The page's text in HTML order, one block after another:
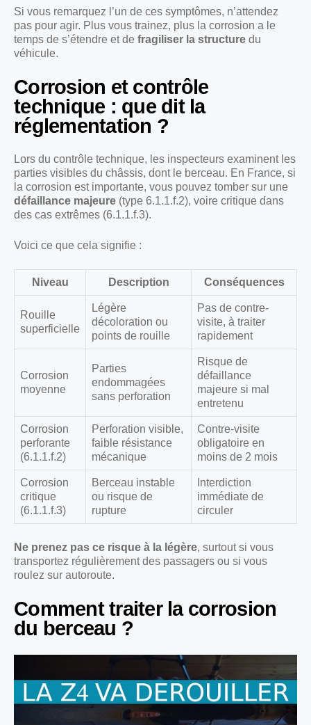
Si vous remarquez l’un de ces symptômes, n’attendez
pas pour agir. Plus vous trainez, plus la corrosion a le
temps de s’étendre et de fragiliser la structure du
véhicule.
Corrosion et contrôle
technique : que dit la
réglementation ?
Lors du contrôle technique, les inspecteurs examinent les
parties visibles du châssis, dont le berceau. En France, si
la corrosion est importante, vous pouvez tomber sur une
défaillance majeure (type 6.1.1.f.2), voire critique dans
des cas extrêmes (6.1.1.f.3).
Voici ce que cela signifie :
Niveau Description Conséquences
Rouille
superficielle
Légère
décoloration ou
points de rouille
Pas de contre-
visite, à traiter
rapidement
Corrosion
moyenne
Parties
endommagées
sans perforation
Risque de
défaillance
majeure si mal
entretenu
Corrosion
perforante
(6.1.1.f.2)
Perforation visible,
faible résistance
mécanique
Contre-visite
obligatoire en
moins de 2 mois
Corrosion
critique
(6.1.1.f.3)
Berceau instable
ou risque de
rupture
Interdiction
immédiate de
circuler
Ne prenez pas ce risque à la légère, surtout si vous
transportez régulièrement des passagers ou si vous
roulez sur autoroute.
Comment traiter la corrosion
du berceau ?